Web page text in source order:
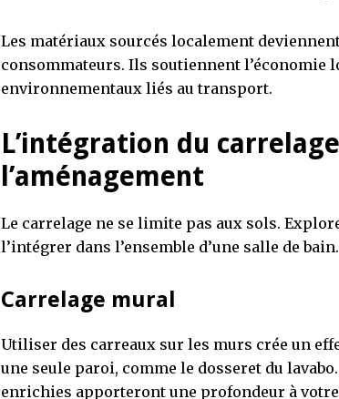
Les matériaux sourcés localement
consommateurs. Ils soutiennent l’économie
environnementaux liés au transport.
L’intégration du
l’aménagement
Le carrelage ne se limite pas aux sols.
l’intégrer dans l’ensemble d’une salle de bain.
Carrelage mural
Utiliser des carreaux sur les murs crée un
une seule paroi, comme le dosseret du
enrichies apporteront une profondeur à